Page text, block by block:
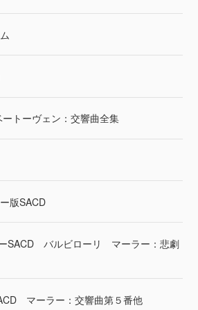
トーヴェン：交響曲全集
版SACD
SACD バルビローリ マーラー：悲劇
マーラー：交響曲第５番他